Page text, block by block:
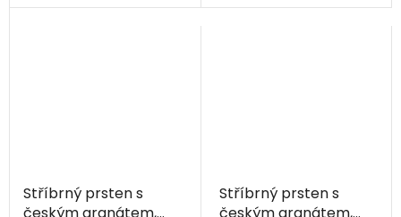
Stříbrný prsten s
českým granátem,
Stříbrný prsten s
českým granátem,